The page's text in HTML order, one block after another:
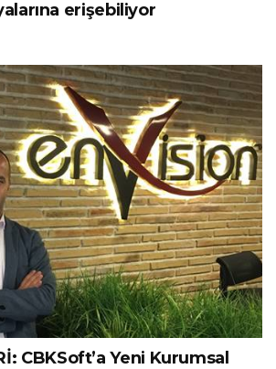
erişebiliyor
CBKSoft’a Yeni Kurumsal